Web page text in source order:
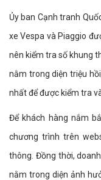
Ủy ban Cạnh tranh
xe Vespa và Piaggio
nên kiểm tra số khung
nằm trong diện triệu
nhất để được kiểm tra
Để khách hàng nắm
chương trình trên
thông. Đồng thời,
nằm trong diện ảnh